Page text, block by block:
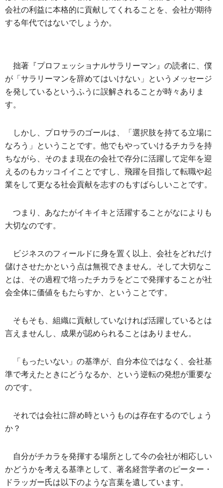
会社の利益に本格的に貢献してくれることを、会社が期待
する年代ではないでしょうか。
拙著『プロフェッショナルサラリーマン』の読者に、僕
が「サラリーマンを辞めてはいけない」というメッセージ
を発しているというふうに誤解されることが時々ありま
す。
しかし、プロサラのゴールは、「選択肢を持てる立場に
なろう」ということです。他でもやっていけるチカラを持
ちながら、そのまま現在の会社で存分に活躍して定年を迎
えるのもカッコイイことですし、飛躍を目指して転職や起
業をして更なる社会貢献を志すのもすばらしいことです。
つまり、あなたがイキイキと活躍することがなによりも
大切なのです。
ビジネスのフィールドに身を置く以上、会社をどれだけ
儲けさせたかという点は無視できません。そして大切なこ
とは、その過程で培ったチカラをどこで発揮することが社
会全体に価値をもたらすか、ということです。
そもそも、組織に貢献していなければ活躍しているとは
言えませんし、成果が認められることはありません。
「もったいない」の基準が、自分本位ではなく、会社基
準で考えたときにどうなるか、という逆転の発想が重要な
のです。
それでは会社に辞め時というものは存在するのでしょう
か？
自分がチカラを発揮する場所として今の会社が相応しい
かどうかを考える基準として、著名経営学者のピーター・
ドラッガー氏は以下のような言葉を遺しています。